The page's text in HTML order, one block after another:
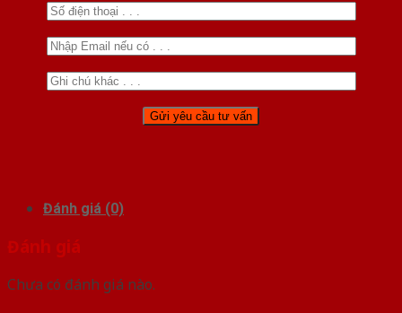
Đánh giá (0)
Đánh giá
Chưa có đánh giá nào.